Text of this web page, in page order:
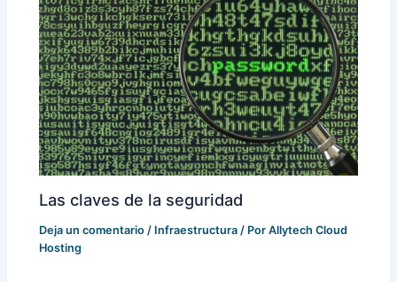
Las claves de la seguridad
Deja un comentario / Infraestructura / PorAllytech Cloud
Hosting